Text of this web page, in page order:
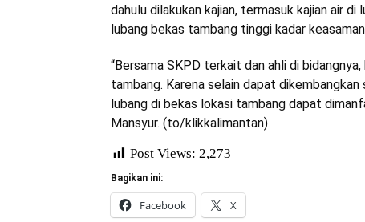
dahulu dilakukan kajian, termasuk kajian air
lubang bekas tambang tinggi kadar
“Bersama SKPD terkait dan ahli di
tambang. Karena selain dapat
lubang di bekas lokasi tambang dapat
Mansyur. (to/klikkalimantan)
Post Views: 2,273
Bagikan ini:
Facebook X